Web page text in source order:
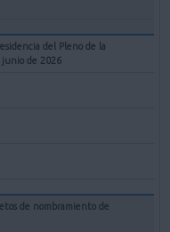
del Pleno de la
junio de 2026
de nombramiento de